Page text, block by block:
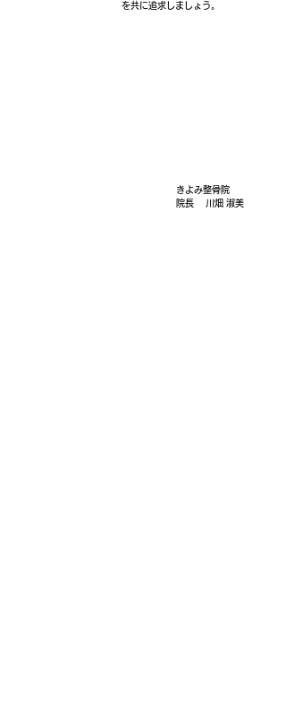
を共に追求しましょう。
きよみ整骨院
院長 川畑 淑美